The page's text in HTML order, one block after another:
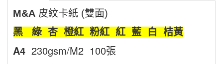
M&A 皮紋卡紙 (雙面)
黑
綠 杏 橙紅 粉紅 紅 藍 白 桔黃
A4 230gsm/M2 100張